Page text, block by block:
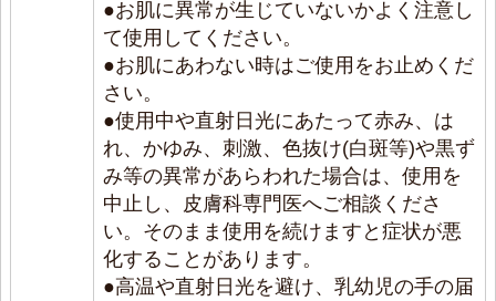
●お肌に異常が生じていないかよく注意し
て使用してください。
●お肌にあわない時はご使用をお止めくだ
さい。
●使用中や直射日光にあたって赤み、は
れ、かゆみ、刺激、色抜け(白斑等)や黒ず
み等の異常があらわれた場合は、使用を
中止し、皮膚科専門医へご相談くださ
い。そのまま使用を続けますと症状が悪
化することがあります。
●高温や直射日光を避け、乳幼児の手の届